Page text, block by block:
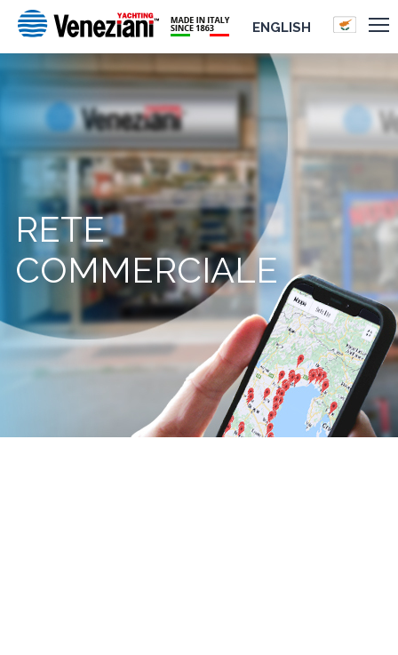
ENGLISH
RETE
COMMERCIALE